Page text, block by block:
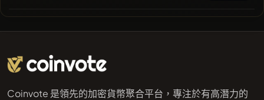
Coinvote 是領先的加密貨幣聚合平台，專注於有高潛力的